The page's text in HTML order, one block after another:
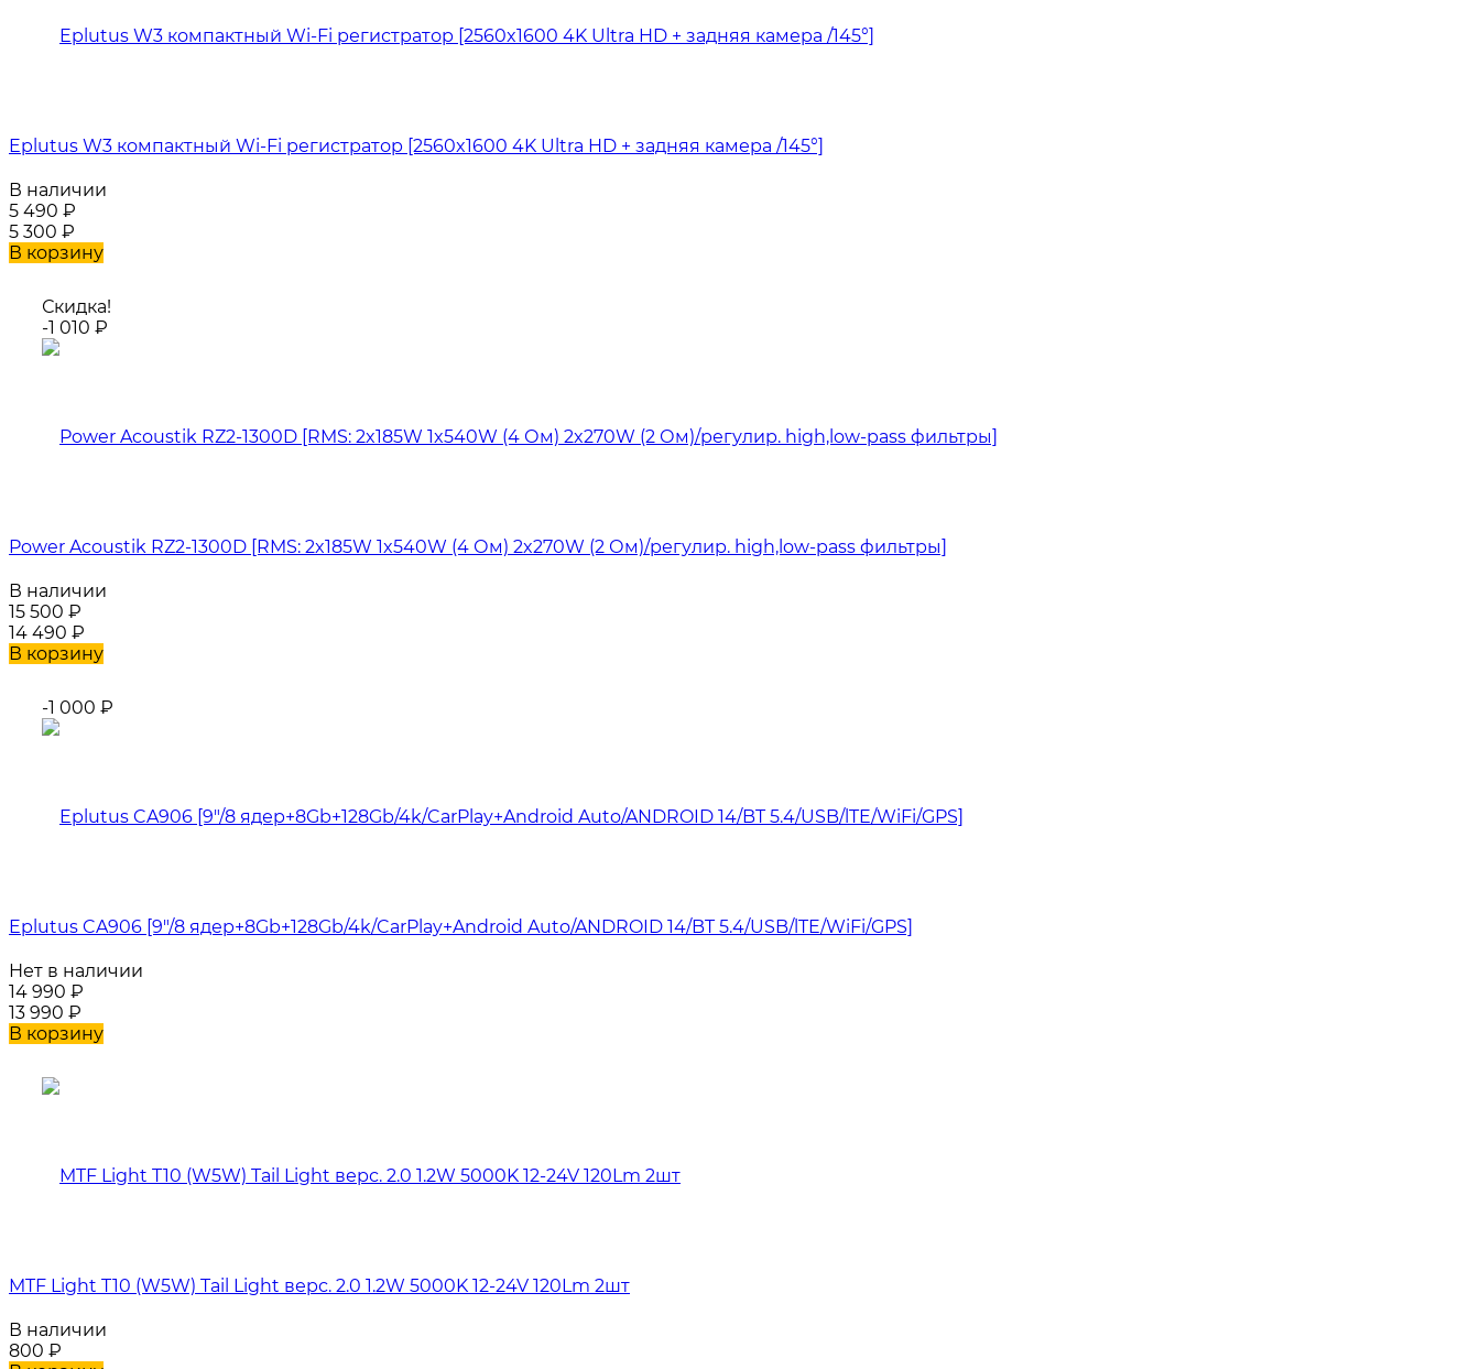
Eplutus W3 компактный Wi-Fi регистратор [2560x1600 4K Ultra HD + задняя камера /145°]
В наличии
5 490 ₽
5 300 ₽
В корзину
Скидка!
-1 010 ₽
Power Acoustik RZ2-1300D [RMS: 2x185W 1x540W (4 Ом) 2x270W (2 Ом)/регулир. high,low-pass фильтры]
В наличии
15 500 ₽
14 490 ₽
В корзину
-1 000 ₽
Eplutus CA906 [9"/8 ядер+8Gb+128Gb/4k/CarPlay+Android Auto/ANDROID 14/BT 5.4/USB/lTE/WiFi/GPS]
Нет в наличии
14 990 ₽
13 990 ₽
В корзину
MTF Light T10 (W5W) Tail Light верс. 2.0 1.2W 5000K 12-24V 120Lm 2шт
В наличии
800 ₽